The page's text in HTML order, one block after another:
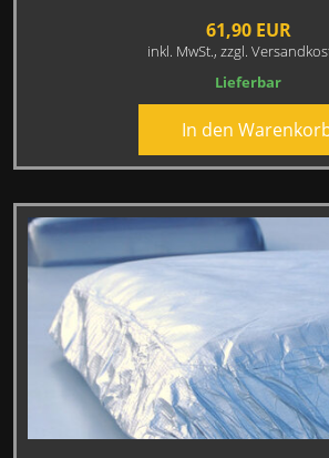
61,90 EUR
inkl. MwSt., zzgl.
Lieferbar
In den